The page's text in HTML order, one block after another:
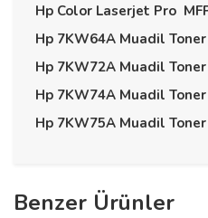
Hp Color Laserjet Pro
Hp 7KW64A Muadil Toner
Hp 7KW72A Muadil Toner
Hp 7KW74A Muadil Toner
Hp 7KW75A Muadil Toner
Benzer Ürünler